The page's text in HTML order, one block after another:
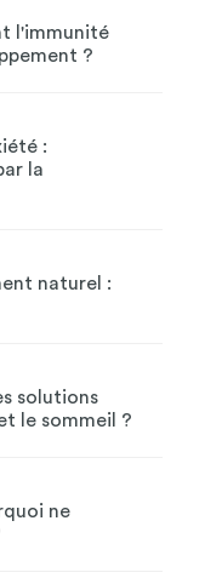
l'immunité
?
:
la
naturel :
solutions
le sommeil ?
ne